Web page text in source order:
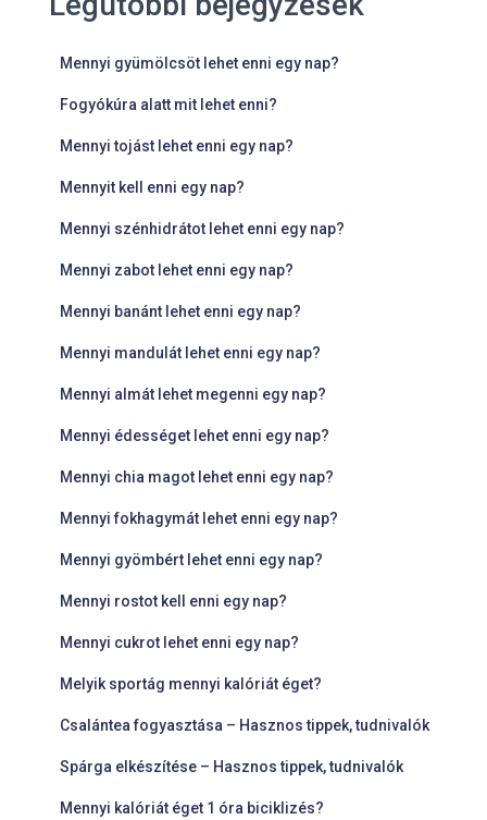
Mennyi gyümölcsöt lehet enni egy nap?
Fogyókúra alatt mit lehet enni?
Mennyi tojást lehet enni egy nap?
Mennyit kell enni egy nap?
Mennyi szénhidrátot lehet enni egy nap?
Mennyi zabot lehet enni egy nap?
Mennyi banánt lehet enni egy nap?
Mennyi mandulát lehet enni egy nap?
Mennyi almát lehet megenni egy nap?
Mennyi édességet lehet enni egy nap?
Mennyi chia magot lehet enni egy nap?
Mennyi fokhagymát lehet enni egy nap?
Mennyi gyömbért lehet enni egy nap?
Mennyi rostot kell enni egy nap?
Mennyi cukrot lehet enni egy nap?
Melyik sportág mennyi kalóriát éget?
Csalántea fogyasztása – Hasznos tippek, tudnivalók
Spárga elkészítése – Hasznos tippek, tudnivalók
Mennyi kalóriát éget 1 óra biciklizés?